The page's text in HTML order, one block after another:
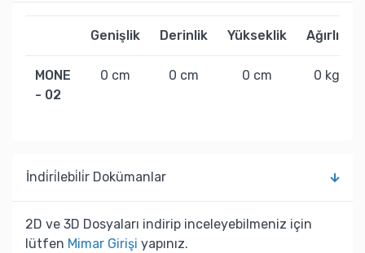
Genişlik Derinlik Yükseklik Ağırlık
MONE
- 02
0 cm 0 cm 0 cm 0 kg
İndi̇ri̇lebi̇li̇r Dokümanlar
2D ve 3D Dosyaları indirip inceleyebilmeniz için
lütfen Mimar Girişi yapınız.